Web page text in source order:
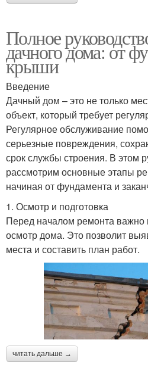
Полное
дачного дома: от
крыши
Введение
Дачный дом – это не только
объект, который требует
Регулярное обслуживание
серьезные повреждения,
срок службы строения. В этом
рассмотрим основные этапы
начиная от фундамента и
1. Осмотр и подготовка
Перед началом ремонта важно
осмотр дома. Это позволит
места и составить план работ.
читать дальше →